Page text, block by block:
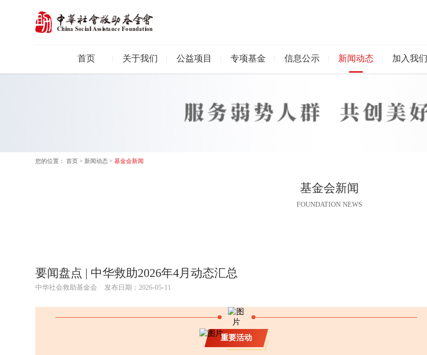
首页 关于我们 公益项目 专项基金 信息公示 新闻动态 加入我们
您的位置： 首页 > 新闻动态 > 基金会新闻
基金会新闻
FOUNDATION NEWS
要闻盘点 | 中华救助2026年4月动态汇总
中华社会救助基金会 发布日期：2026-05-11
重要活动